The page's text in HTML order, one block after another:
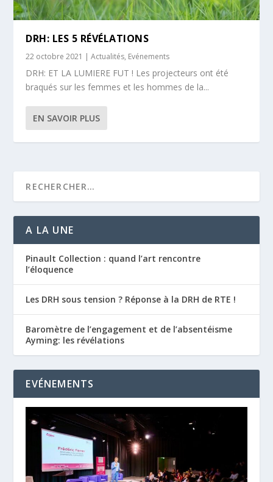
DRH: LES 5 RÉVÉLATIONS
22 octobre 2021 |Actualités, Evénements
DRH: ET LA LUMIERE FUT ! Les projecteurs ont été
braqués sur les femmes et les hommes de la...
EN SAVOIR PLUS
A LA UNE
Pinault Collection : quand l’art rencontre
l’éloquence
Les DRH sous tension ? Réponse à la DRH de RTE !
Baromètre de l’engagement et de l’absentéisme
Ayming: les révélations
EVÉNEMENTS